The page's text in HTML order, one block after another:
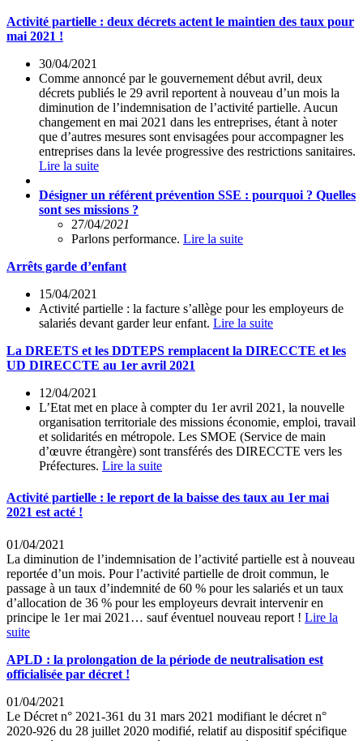
Activité partielle : deux décrets actent le maintien des taux pour
mai 2021 !
30/04/2021
Comme annoncé par le gouvernement début avril, deux
décrets publiés le 29 avril reportent à nouveau d’un mois la
diminution de l’indemnisation de l’activité partielle. Aucun
changement en mai 2021 dans les entreprises, étant à noter
que d’autres mesures sont envisagées pour accompagner les
entreprises dans la levée progressive des restrictions sanitaires.
Lire la suite
Désigner un référent prévention SSE : pourquoi ? Quelles
sont ses missions ?
27/04/2021
Parlons performance. Lire la suite
Arrêts garde d’enfant
15/04/2021
Activité partielle : la facture s’allège pour les employeurs de
salariés devant garder leur enfant. Lire la suite
La DREETS et les DDTEPS remplacent la DIRECCTE et les
UD DIRECCTE au 1er avril 2021
12/04/2021
L’Etat met en place à compter du 1er avril 2021, la nouvelle
organisation territoriale des missions économie, emploi, travail
et solidarités en métropole. Les SMOE (Service de main
d’œuvre étrangère) sont transférés des DIRECCTE vers les
Préfectures. Lire la suite
Activité partielle : le report de la baisse des taux au 1er mai
2021 est acté !
01/04/2021
La diminution de l’indemnisation de l’activité partielle est à nouveau
reportée d’un mois. Pour l’activité partielle de droit commun, le
passage à un taux d’indemnité de 60 % pour les salariés et un taux
d’allocation de 36 % pour les employeurs devrait intervenir en
principe le 1er mai 2021… sauf éventuel nouveau report ! Lire la
suite
APLD : la prolongation de la période de neutralisation est
officialisée par décret !
01/04/2021
Le Décret n° 2021-361 du 31 mars 2021 modifiant le décret n°
2020-926 du 28 juillet 2020 modifié, relatif au dispositif spécifique